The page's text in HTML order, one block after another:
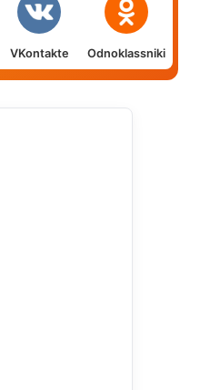
VKontakte Odnoklassniki